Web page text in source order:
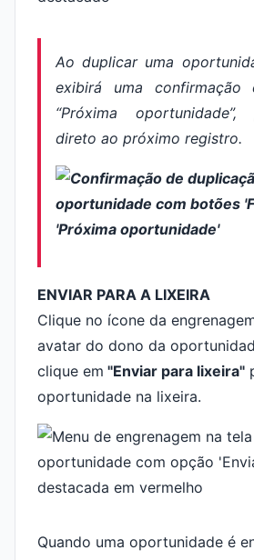
Ao duplicar uma
exibirá uma
“Próxima
direto ao próximo registro.
ENVIAR PARA A LIXEIRA
Clique no ícone da
avatar do dono da
clique em "Enviar para lixeira"
oportunidade na lixeira.
Quando uma oportunidade é